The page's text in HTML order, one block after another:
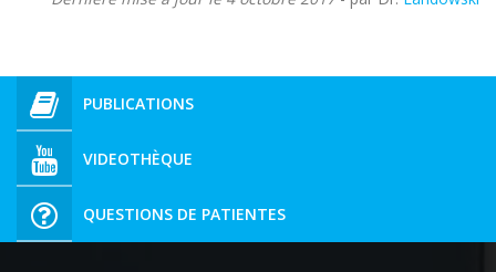
PUBLICATIONS
VIDEOTHÈQUE
QUESTIONS DE PATIENTES